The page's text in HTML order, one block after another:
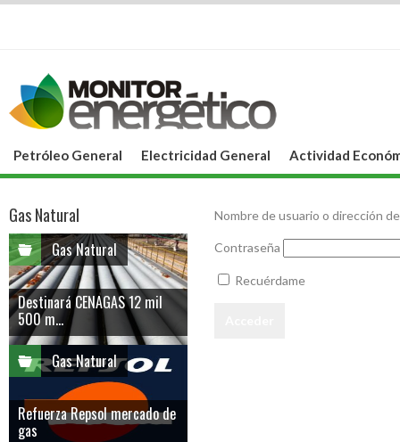
Petróleo General Electricidad General Actividad
Nombre de usuario o dirección
Contraseña
Recuérdame
Gas Natural
Gas Natural
Destinará CENAGAS 12 mil
500 m...
Gas Natural
Refuerza Repsol mercado de
gas